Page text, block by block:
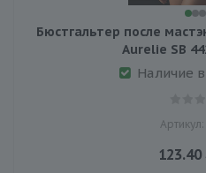
Бюстгальтер после
Aurelie SB
Наличие
123.40